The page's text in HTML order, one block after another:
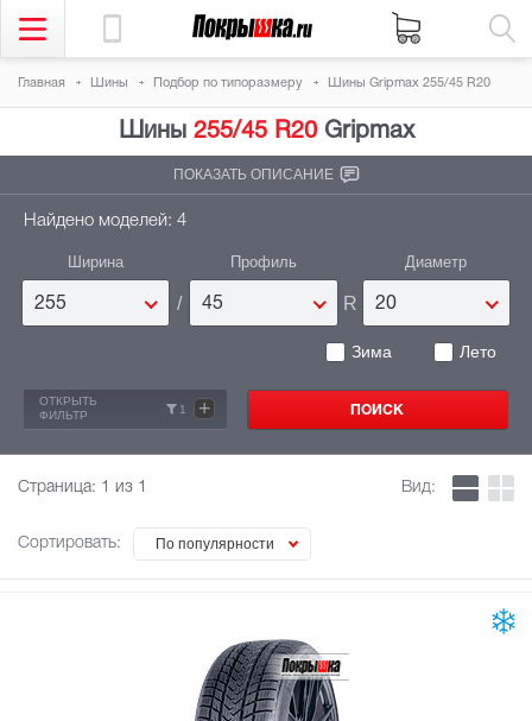
Главная Шины Подбор по типоразмеру Шины Gripmax 255/45 R20
Шины 255/45 R20Gripmax
ПОКАЗАТЬ ОПИСАНИЕ
Найдено моделей: 4
Ширина
255 /
Профиль
45 R
Диаметр
20
Зима Лето
ОТКРЫТЬ
ФИЛЬТР
1 +
Страница: 1 из 1
Сортировать: По популярности
Вид: